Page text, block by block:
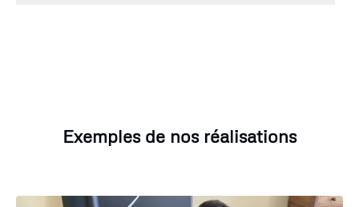
Exemples de nos réalisations